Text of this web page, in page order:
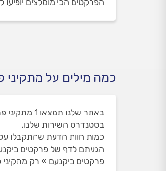
הפרקטים הכי מומלצים יופיעו
כמה מילים על מתקיני
בסטנדרט השירות שלנו.
כמות חוות הדעת שהתקבלו על
הגעתם לדף של פרקטים
פרקטים ביקנעם » רק מתקיני